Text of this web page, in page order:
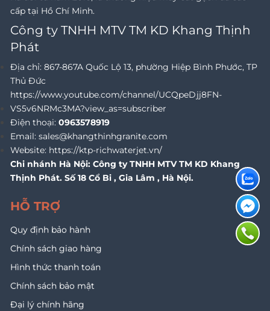
cấp tại Hồ Chí Minh.
Công ty TNHH MTV TM KD Khang Thịnh
Phát
Địa chỉ: 867-867A Quốc Lộ 13, phường Hiệp Bình Phước, TP
Thủ Đức
https://www.youtube.com/channel/UCQpeDjj8FN-
VS5v6NRMc3MA?view_as=subscriber
Điện thoại: 0963578919
Email: sales@khangthinhgranite.com
Website: https://ktp-richwaterjet.vn/
Chi nhánh Hà Nội: Công ty TNHH MTV TM KD Khang
Thịnh Phát. Số 18 Cổ Bi , Gia Lâm , Hà Nội.
HỖ TRỢ
Quy định bảo hành
Chính sách giao hàng
Hình thức thanh toán
Chính sách bảo mật
Đại lý chính hãng